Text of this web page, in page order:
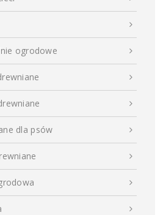
ogrodowe
dla psów